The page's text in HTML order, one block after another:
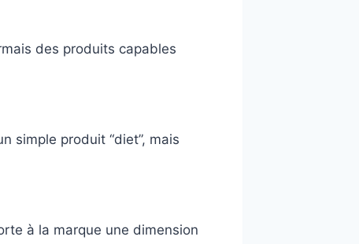
des produits capables
simple produit “diet”, mais
à la marque une dimension